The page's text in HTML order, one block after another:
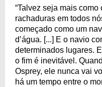
“Talvez seja mais
rachaduras em todos
começado como um
d’água. [...] E o navio
determinados lugares.
o fim é inevitável.
Osprey, ele nunca vai
há um tempo entre o